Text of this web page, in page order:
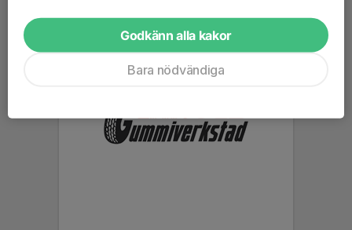
Godkänn alla kakor
Bara nödvändiga